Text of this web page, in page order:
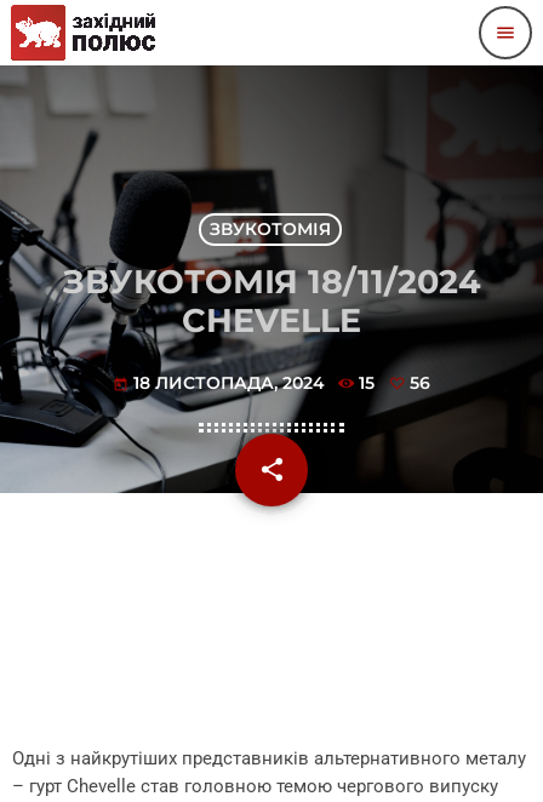
menu
ЗВУКОТОМІЯ
ЗВУКОТОМІЯ 18/11/2024
CHEVELLE
today 18 ЛИСТОПАДА, 2024 15 56
share
email
Одні з найкрутіших представників альтернативного металу
– гурт Chevelle став головною темою чергового випуску